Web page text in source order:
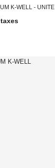
K-WELL - UNITE